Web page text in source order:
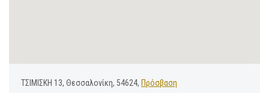
ΤΣΙΜΙΣΚΗ 13, Θεσσαλονίκη, 54624, Πρόσβαση